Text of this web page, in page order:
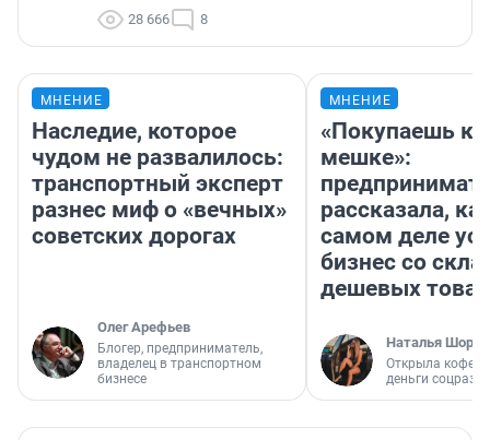
28 666 8
МНЕНИЕ
Наследие, которое
чудом не развалилось:
транспортный эксперт
разнес миф о «вечных»
советских дорогах
Олег Арефьев
Блогер, предприниматель,
владелец в транспортном
бизнесе
МНЕНИЕ
«Покупаешь
мешке»:
рассказала,
самом деле
бизнес со
дешевых
Наталья
Открыла
деньги